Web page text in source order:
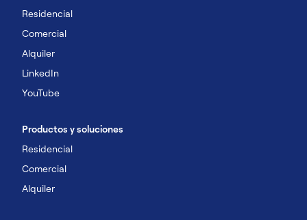
Residencial
Comercial
Alquiler
LinkedIn
YouTube
Productos y soluciones
Residencial
Comercial
Alquiler